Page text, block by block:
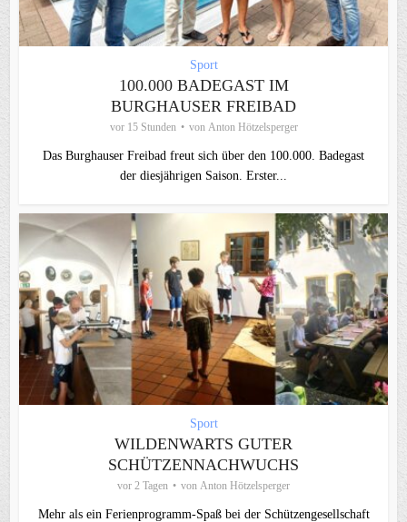
Sport
100.000 BADEGAST IM
BURGHAUSER FREIBAD
vor 15 Stunden von Anton Hötzelsperger
Das Burghauser Freibad freut sich über den 100.000. Badegast
der diesjährigen Saison. Erster...
Sport
WILDENWARTS GUTER
SCHÜTZENNACHWUCHS
vor 2 Tagen von Anton Hötzelsperger
Mehr als ein Ferienprogramm-Spaß bei der Schützengesellschaft